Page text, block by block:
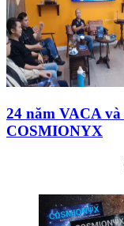
24 năm VACA
COSMIONYX